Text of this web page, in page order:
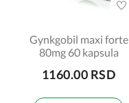
Gynkgobil maxi forte
80mg 60 kapsula
1160.00 RSD